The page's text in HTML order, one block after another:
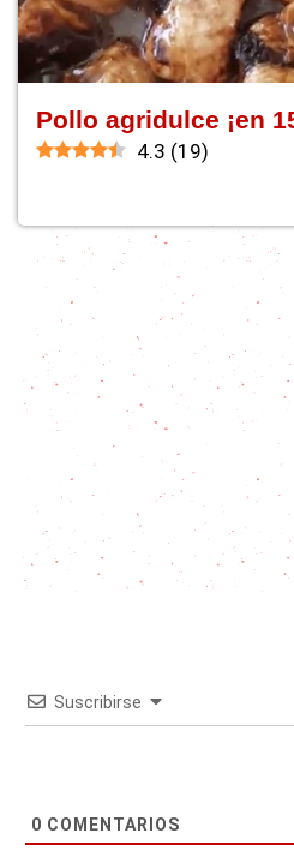
Pollo agridulce ¡en
4.3 (19)
Suscribirse
0 COMENTARIOS